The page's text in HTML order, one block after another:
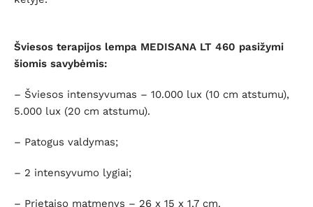
Šviesos terapijos lempa MEDISANA LT 460 pasižymi
šiomis savybėmis:
– Šviesos intensyvumas – 10.000 lux (10 cm atstumu),
5.000 lux (20 cm atstumu).
– Patogus valdymas;
– 2 intensyvumo lygiai;
– Prietaiso matmenys – 26 x 15 x 1,7 cm.